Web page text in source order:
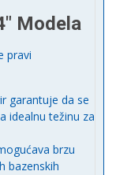
Modela
pravi
garantuje da se
idealnu težinu za
brzu
bazenskih